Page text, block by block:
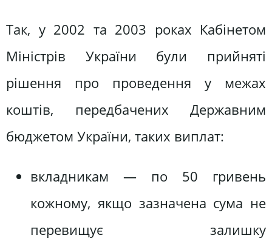
Так, у 2002 та 2003 роках Кабінетом
Міністрів України були прийняті
рішення про проведення у межах
коштів, передбачених Державним
бюджетом України, таких виплат:
вкладникам — по 50 гривень
кожному, якщо зазначена сума не
перевищує залишку